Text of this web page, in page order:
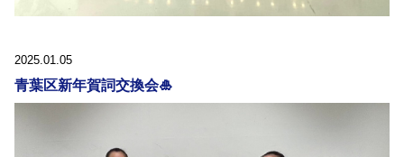
2025.01.05
青葉区新年賀詞交換会🎍